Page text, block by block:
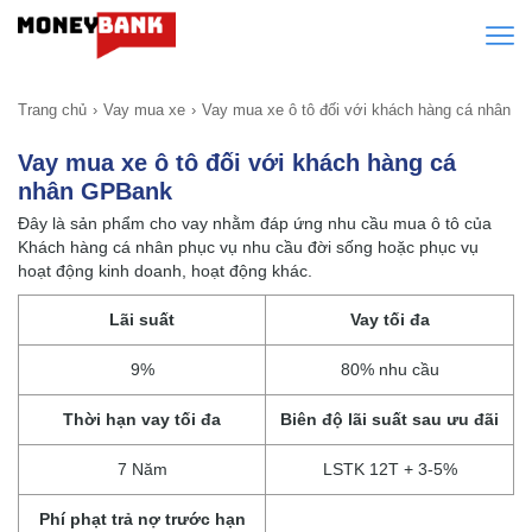
Trang chủ Vay mua xe Vay mua xe ô tô đối với khách hàng cá nhân
Vay mua xe ô tô đối với khách hàng cá
nhân GPBank
Đây là sản phẩm cho vay nhằm đáp ứng nhu cầu mua ô tô của
Khách hàng cá nhân phục vụ nhu cầu đời sống hoặc phục vụ
hoạt động kinh doanh, hoạt động khác.
Lãi suất
9%
Vay tối đa
80% nhu cầu
Thời hạn vay tối đa
7 Năm
Biên độ lãi suất sau ưu đãi
LSTK 12T + 3-5%
Phí phạt trả nợ trước hạn